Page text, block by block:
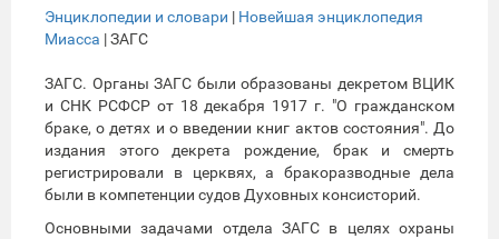
Энциклопедии и словари | Новейшая энциклопедия
Миасса | ЗАГС
ЗАГС. Органы ЗАГС были образованы декретом ВЦИК
и СНК РСФСР от 18 декабря 1917 г. "О гражданском
браке, о детях и о введении книг актов состояния". До
издания этого декрета рождение, брак и смерть
регистрировали в церквях, а бракоразводные дела
были в компетенции судов Духовных консисторий.
Основными задачами отдела ЗАГС в целях охраны